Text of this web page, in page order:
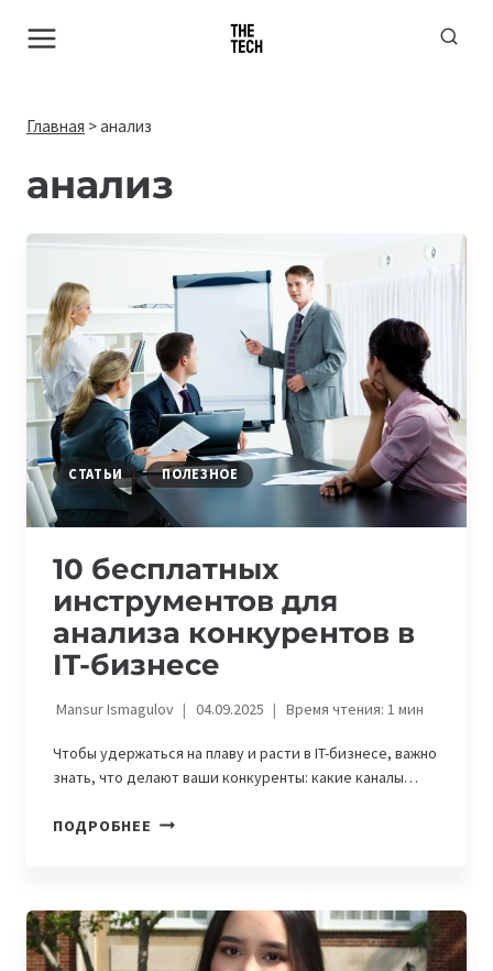
Главная >анализ
анализ
СТАТЬИ ПОЛЕЗНОЕ
10 бесплатных
инструментов для
анализа конкурентов в
IT-бизнесе
Mansur Ismagulov 04.09.2025 Время чтения: 1мин
Чтобы удержаться на плаву и расти в IT-бизнесе, важно
знать, что делают ваши конкуренты: какие каналы…
ПОДРОБНЕЕ 10
АНАЛИЗА
КОНКУРЕНТОВ